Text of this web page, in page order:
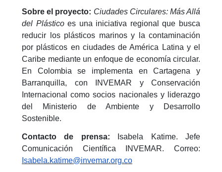
Sobre el proyecto: Ciudades Circulares: Más Allá
del Plásticoes una iniciativa regional que busca
reducir los plásticos marinos y la contaminación
por plásticos en ciudades de América Latina y el
Caribe mediante un enfoque de economía circular.
En Colombia se implementa en Cartagena y
Barranquilla, con INVEMAR y Conservación
Internacional como socios nacionales y liderazgo
del Ministerio de Ambiente y Desarrollo
Sostenible.
Contacto de prensa:
Isabela Katime. Jefe
Comunicación Científica INVEMAR. Correo:
Isabela.katime@invemar.org.co